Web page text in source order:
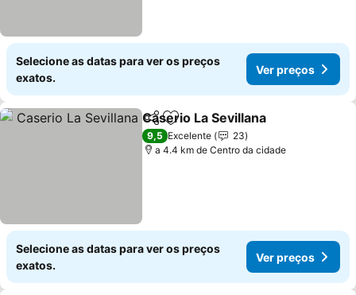
Selecione as datas para ver os preços
exatos.
Ver preços
PartilharAdicionar aos favoritos
Caserio La Sevillana
9,5 Excelente
23
a 4.4 km de Centro da cidade
Selecione as datas para ver os preços
exatos.
Ver preços